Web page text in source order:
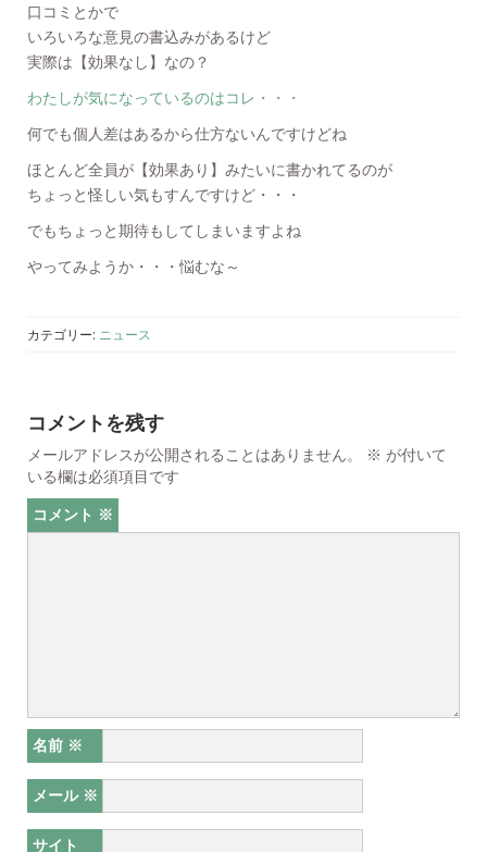
口コミとかで
いろいろな意見の書込みがあるけど
実際は【効果なし】なの？
わたしが気になっているのはコレ・・・
何でも個人差はあるから仕方ないんですけどね
ほとんど全員が【効果あり】みたいに書かれてるのが
ちょっと怪しい気もすんですけど・・・
でもちょっと期待もしてしまいますよね
やってみようか・・・悩むな～
カテゴリー: ニュース
コメントを残す
メールアドレスが公開されることはありません。 ※ が付いて
いる欄は必須項目です
コメント ※
名前 ※
メール ※
サイト